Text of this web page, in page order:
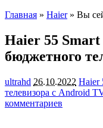
Главная » Haier» Вы
Haier 55
бюджетного
ultrahd 26.10.2022 Haier
телевизора с Android
комментариев